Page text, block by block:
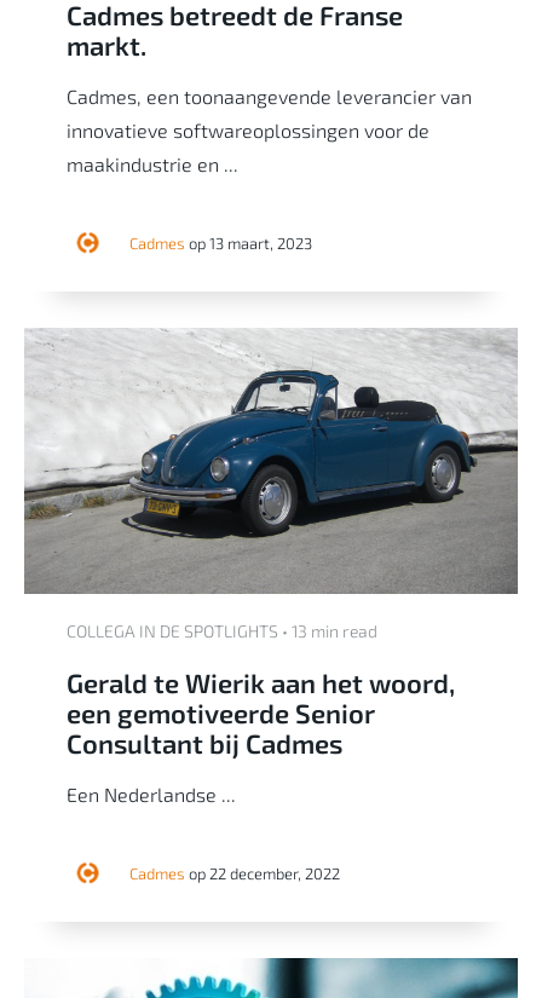
Cadmes betreedt de Franse
markt.
Cadmes, een toonaangevende leverancier van
innovatieve softwareoplossingen voor de
maakindustrie en ...
Cadmes op 13 maart, 2023
COLLEGA IN DE SPOTLIGHTS • 13 min read
Gerald te Wierik aan het woord,
een gemotiveerde Senior
Consultant bij Cadmes
Een Nederlandse ...
Cadmes op 22 december, 2022